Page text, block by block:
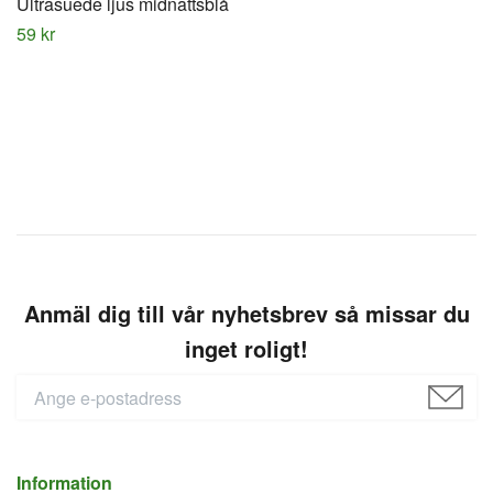
59 kr
Anmäl dig till vår nyhetsbrev så missar du
inget roligt!
Information